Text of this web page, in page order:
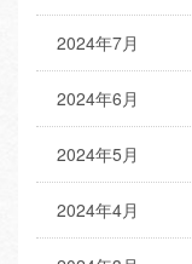
2024年7月
2024年6月
2024年5月
2024年4月